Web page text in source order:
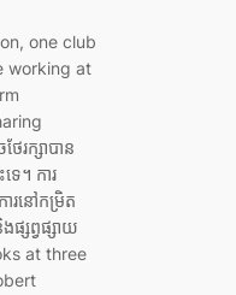
one club
working at
រក្សាបាន
េ។ ការ
ារនៅកម្រិត
ងផ្សព្វផ្សាយ
at three